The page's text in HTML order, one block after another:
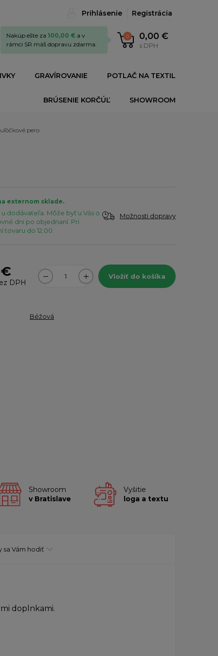
Prihlásenie Registrácia
0 0,00 €
s DPH
Nakúp ešte za 100,00 € a v
rámci SR máš dopravu zdarma.
GRAVÍROVANIE POTLAČ NA TEXTIL
BRÚSENIE KORČÚĽ SHOWROOM
pero
externom sklade.
dodávateľa. Môže byť u Vás o
dni po objednaní. Pri
tovaru do 12:00.
Možnosti dopravy
€
DPH
Vložiť do košíka
Béžová
Showroom
v Bratislave
Vyšitie
loga a textu
sa Vám hodiť
doplnkami.